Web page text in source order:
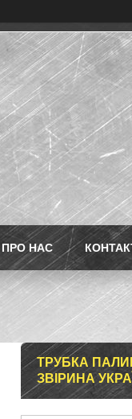
ПРО НАС
ТРУБКА
ЗВІРИНА